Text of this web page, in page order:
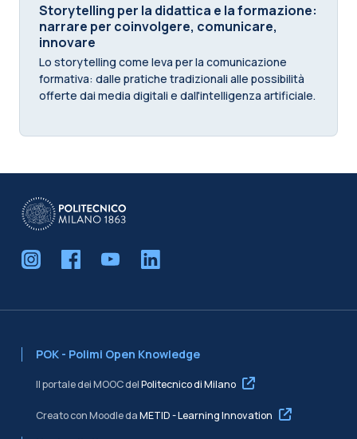
Storytelling per la didattica e la formazione:
narrare per coinvolgere, comunicare,
innovare
Lo storytelling come leva per la comunicazione
formativa: dalle pratiche tradizionali alle possibilità
offerte dai media digitali e dall'intelligenza artificiale.
POK - Polimi Open Knowledge
Il portale dei MOOC delPolitecnico di Milano
Creato con Moodle daMETID - Learning Innovation